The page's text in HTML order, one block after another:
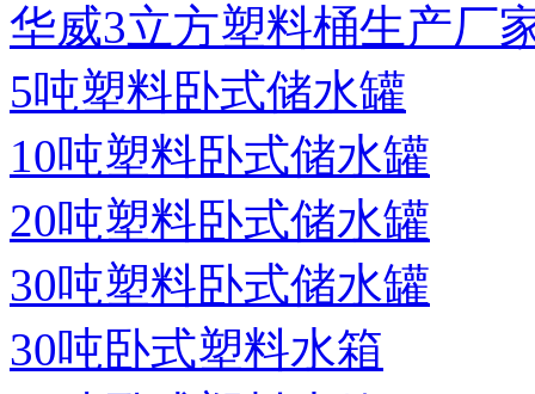
华威3立方塑料桶生产厂
5吨塑料卧式储水罐
10吨塑料卧式储水罐
20吨塑料卧式储水罐
30吨塑料卧式储水罐
30吨卧式塑料水箱